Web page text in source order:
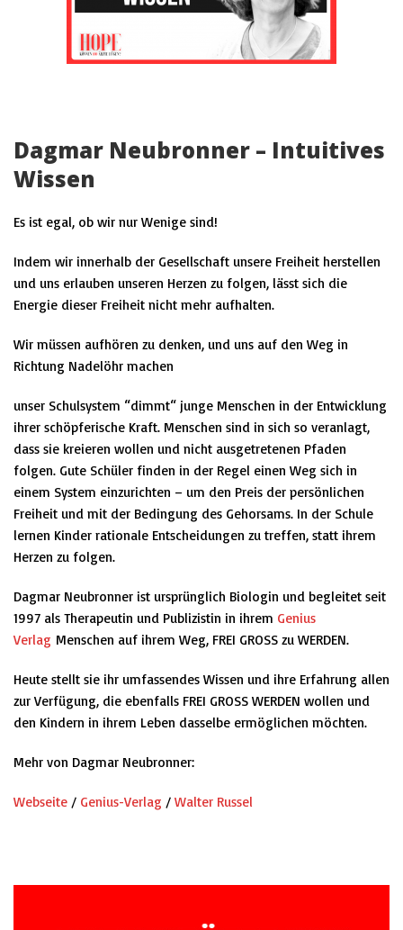
Dagmar Neubronner – Intuitives
Wissen
Es ist egal, ob wir nur Wenige sind!
Indem wir innerhalb der Gesellschaft unsere Freiheit herstellen
und uns erlauben unseren Herzen zu folgen, lässt sich die
Energie dieser Freiheit nicht mehr aufhalten.
Wir müssen aufhören zu denken, und uns auf den Weg in
Richtung Nadelöhr machen
unser Schulsystem “dimmt“ junge Menschen in der Entwicklung
ihrer schöpferische Kraft. Menschen sind in sich so veranlagt,
dass sie kreieren wollen und nicht ausgetretenen Pfaden
folgen. Gute Schüler finden in der Regel einen Weg sich in
einem System einzurichten – um den Preis der persönlichen
Freiheit und mit der Bedingung des Gehorsams. In der Schule
lernen Kinder rationale Entscheidungen zu treffen, statt ihrem
Herzen zu folgen.
Dagmar Neubronner ist ursprünglich Biologin und begleitet seit
1997 als Therapeutin und Publizistin in ihrem Genius
Verlag Menschen auf ihrem Weg, FREI GROSS zu WERDEN.
Heute stellt sie ihr umfassendes Wissen und ihre Erfahrung allen
zur Verfügung, die ebenfalls FREI GROSS WERDEN wollen und
den Kindern in ihrem Leben dasselbe ermöglichen möchten.
Mehr von Dagmar Neubronner:
Webseite / Genius-Verlag / Walter Russel